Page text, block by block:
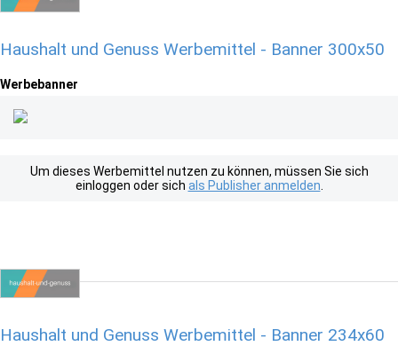
Haushalt und Genuss Werbemittel - Banner 300x50
Werbebanner
Um dieses Werbemittel nutzen zu können, müssen Sie sich
einloggen oder sich als Publisher anmelden
Haushalt und Genuss Werbemittel - Banner 234x60